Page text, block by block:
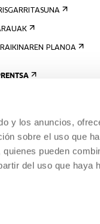
y los anuncios,
sobre el uso que
pueden
del uso que haya
PLANOA